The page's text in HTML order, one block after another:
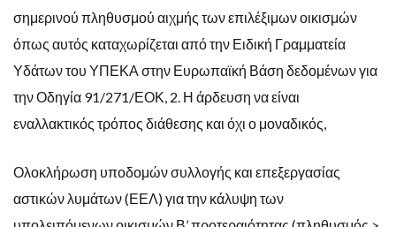
σημερινού πληθυσμού αιχμής των επιλέξιμων οικισμών
όπως αυτός καταχωρίζεται από την Ειδική Γραμματεία
Υδάτων του ΥΠΕΚΑ στην Ευρωπαϊκή Βάση δεδομένων για
την Οδηγία 91/271/ΕΟΚ, 2. Η άρδευση να είναι
εναλλακτικός τρόπος διάθεσης και όχι ο μοναδικός,
Ολοκλήρωση υποδομών συλλογής και επεξεργασίας
αστικών λυμάτων (ΕΕΛ) για την κάλυψη των